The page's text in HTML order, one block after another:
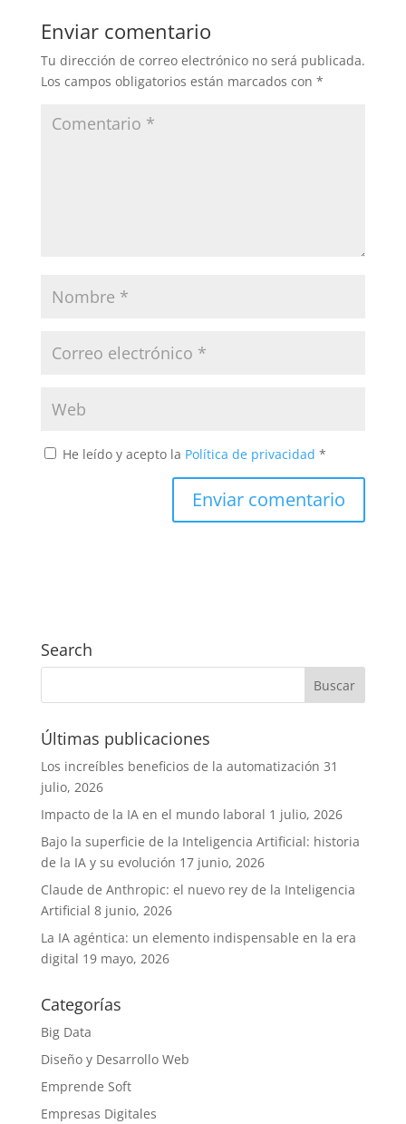
b
o
o
dI
n
ar
tir
Enviar comentario
Tu dirección de correo electrónico no será publicada.
Los campos obligatorios están marcados con *
He leído y acepto la Política de privacidad *
Search
Últimas publicaciones
Los increíbles beneficios de la automatización 31
julio, 2026
Impacto de la IA en el mundo laboral 1 julio, 2026
Bajo la superficie de la Inteligencia Artificial: historia
de la IA y su evolución 17 junio, 2026
Claude de Anthropic: el nuevo rey de la Inteligencia
Artificial 8 junio, 2026
La IA agéntica: un elemento indispensable en la era
digital 19 mayo, 2026
Categorías
Big Data
Diseño y Desarrollo Web
Emprende Soft
Empresas Digitales